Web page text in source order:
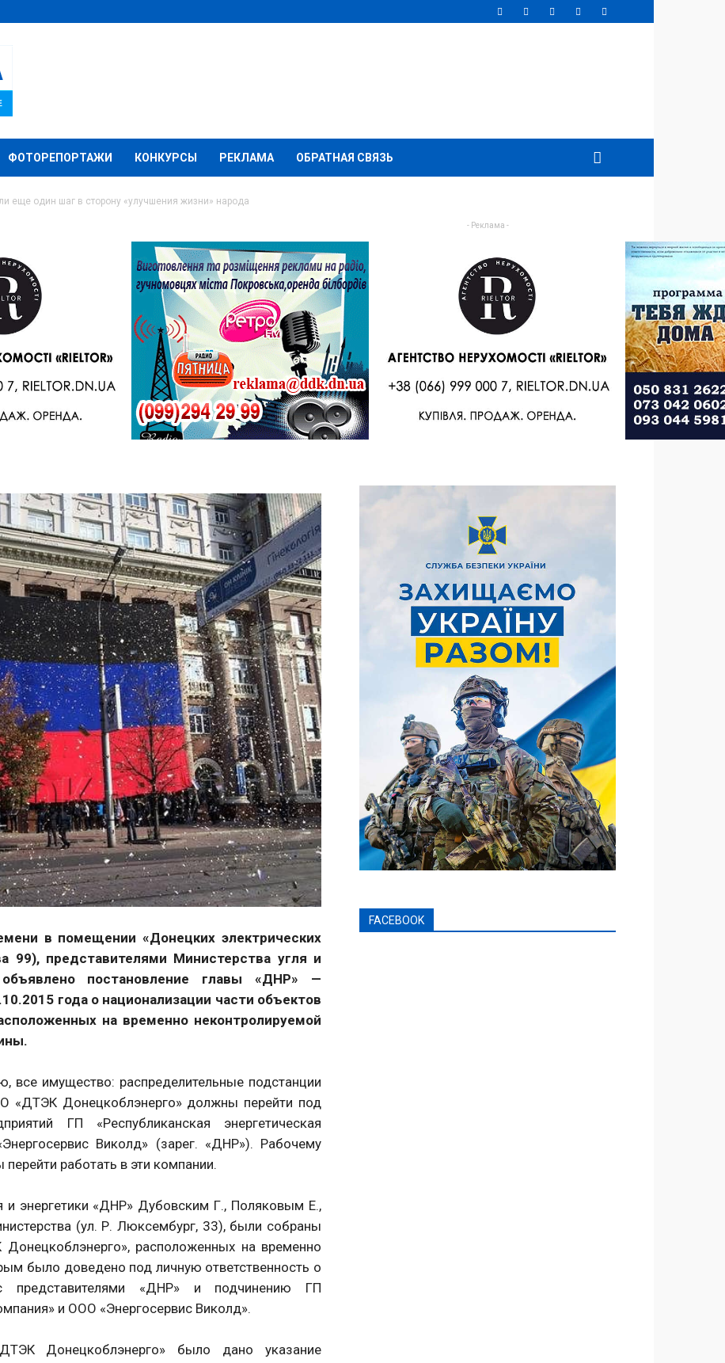
ФОТОРЕПОРТАЖИ КОНКУРСЫ РЕКЛАМА ОБРАТНАЯ СВЯЗЬ
еще один шаг в сторону «улучшения жизни» народа
сделали еще один
жизни»
в помещении «Донецких электрических
99), представителями Министерства угля и
постановление главы «ДНР» —
года о национализации части объектов
на временно неконтролируемой
все имущество: распределительные подстанции
«ДТЭК Донецкоблэнерго» должны перейти под
ГП «Республиканская энергетическая
Виколд» (зарег. «ДНР»). Рабочему
работать в эти компании.
и энергетики «ДНР» Дубовским Г., Поляковым Е.,
(ул. Р. Люксембург, 33), были собраны
расположенных на временно
было доведено под личную ответственность о
с представителями «ДНР» и подчинению ГП
и ООО «Энергосервис Виколд».
Донецкоблэнерго» было дано указание
- Реклама -
FACEBOOK